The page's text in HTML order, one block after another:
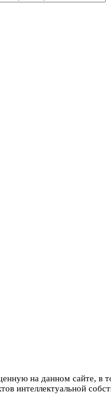
на данном сайте,
интеллектуальной